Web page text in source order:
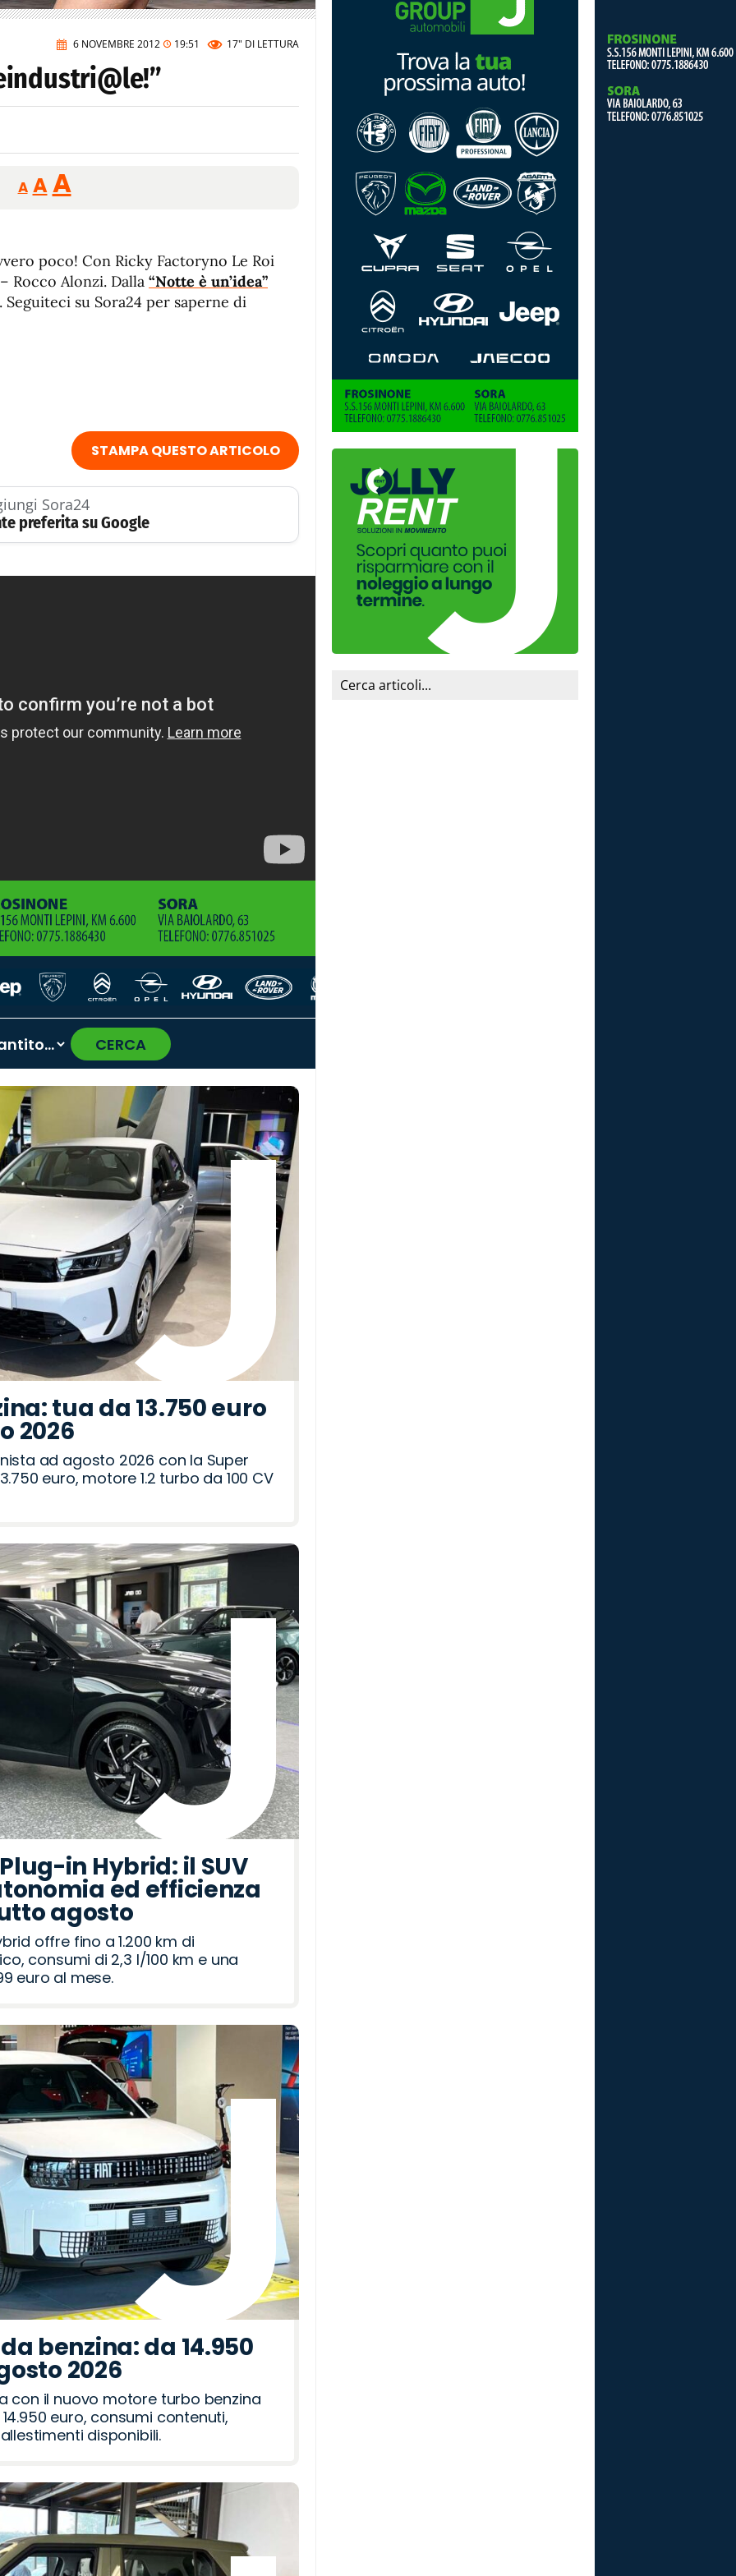
6 NOVEMBRE 2012 19:51 17" DI LETTURA
A
Reducir
tamaño
A Restablecer
tamaño
fuente
AAumentar
de
fuente.
poco! Con Ricky Factoryno Le Roi
Rocco Alonzi. Dalla “Notte è un’idea”
. Seguiteci su Sora24 per saperne di
STAMPA QUESTO ARTICOLO
Sora24
preferita su Google
CERCA
›
tua da 13.750 euro
2026
ad agosto 2026 con la Super
euro, motore 1.2 turbo da 100 CV
in Hybrid: il SUV
ed efficienza
agosto
offre fino a 1.200 km di
consumi di 2,3 l/100 km e una
euro al mese.
benzina: da 14.950
2026
con il nuovo motore turbo benzina
euro, consumi contenuti,
disponibili.